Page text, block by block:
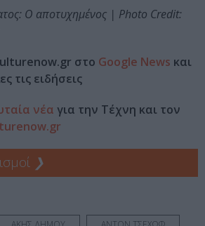
Ο αποτυχημένος | Photo Credit:
στο Google News και
τις ειδήσεις
νέα για την Τέχνη και τον
❯